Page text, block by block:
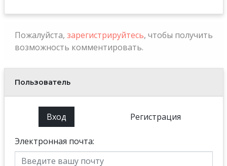
Пожалуйста, зарегистрируйтесь, чтобы получить
возможность комментировать.
Пользователь
Вход Регистрация
Электронная почта: